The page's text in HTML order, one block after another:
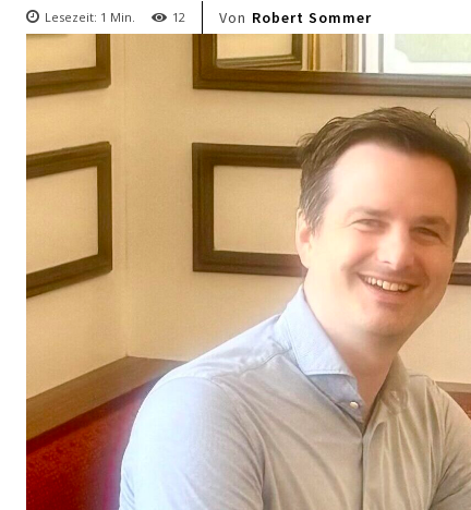
Lesezeit: 1 Min. 12 Von Robert Sommer